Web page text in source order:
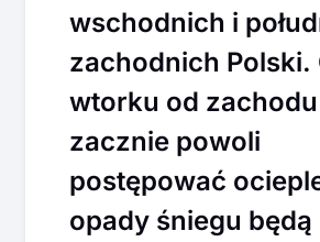
wschodnich i
zachodnich Polski.
wtorku od zachodu
zacznie powoli
postępować
opady śniegu będą